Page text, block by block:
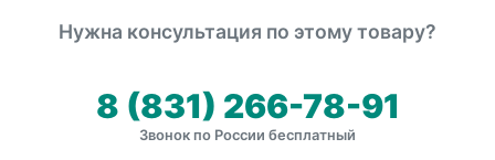
Нужна консультация по этому товару?
8 (831) 266-78-91
Звонок по России бесплатный